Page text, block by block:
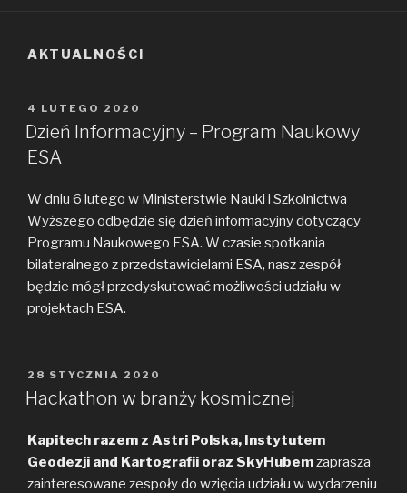
AKTUALNOŚCI
OPUBLIKOWANE
W
4 LUTEGO 2020
Dzień Informacyjny – Program Naukowy
ESA
W dniu 6 lutego w Ministerstwie Nauki i Szkolnictwa
Wyższego odbędzie się dzień informacyjny dotyczący
Programu Naukowego ESA. W czasie spotkania
bilateralnego z przedstawicielami ESA, nasz zespół
będzie mógł przedyskutować możliwości udziału w
projektach ESA.
OPUBLIKOWANE
W
28 STYCZNIA 2020
Hackathon w branży kosmicznej
Kapitech razem z Astri Polska, Instytutem
Geodezji and Kartografii oraz SkyHubemzaprasza
zainteresowane zespoły do wzięcia udziału w wydarzeniu